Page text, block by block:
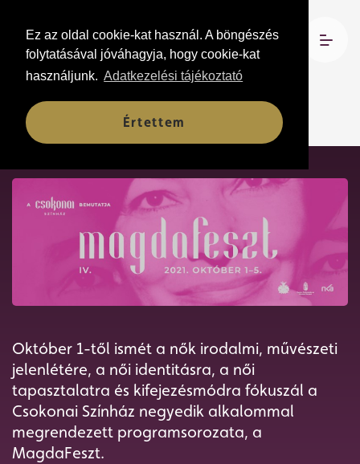
Ez az oldal cookie-kat használ. A böngészés
folytatásával jóváhagyja, hogy cookie-kat
használjunk. Adatkezelési tájékoztató
Értettem
IV. MAGDAFESZT
Október 1-től ismét a nők irodalmi, művészeti
jelenlétére, a női identitásra, a női
tapasztalatra és kifejezésmódra fókuszál a
Csokonai Színház negyedik alkalommal
megrendezett programsorozata, a
MagdaFeszt.